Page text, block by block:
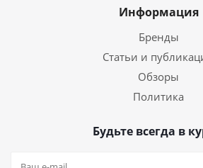
Информация
Бренды
Статьи и
Обзоры
Политика
Будьте всегда в